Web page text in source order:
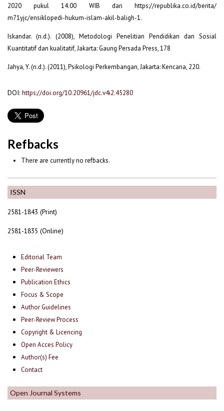
ISSN
2581-1843 (Print)
2581-1835 (Online)
Editorial Team
Peer-Reviewers
Publication Ethics
Focus & Scope
Author Guidelines
Peer-Review Process
Copyright & Licencing
Open Acces Policy
Author(s) Fee
Contact
Open Journal Systems
2020 pukul 14.00 WIB dari https://republika.co.id/berita/
m71yjc/ensiklopedi-hukum-islam-akil-baligh-1.
Iskandar. (n.d.). (2008), Metodologi Penelitian Pendidikan dan Sosial
Kuantitatif dan kualitatif, Jakarta: Gaung Persada Press, 178
Jahya, Y. (n.d.). (2011), Psikologi Perkembangan, Jakarta: Kencana, 220.
DOI: https://doi.org/10.20961/jdc.v4i2.45280
Refbacks
There are currently no refbacks.